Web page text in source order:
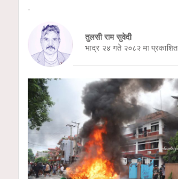
-
तुलसी राम सुवेदी
भाद्र २४ गते २०८२ मा प्रकाशित